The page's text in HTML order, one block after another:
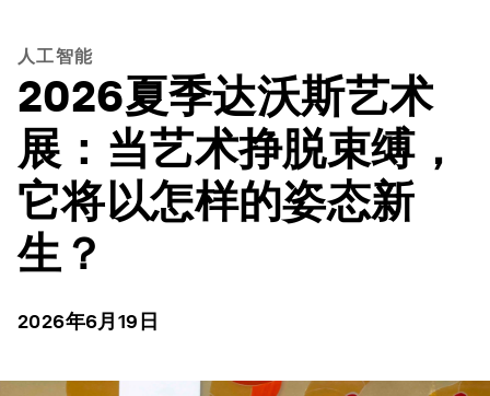
人工智能
2026夏季达沃斯艺术
展：当艺术挣脱束缚，
它将以怎样的姿态新
生？
2026年6月19日